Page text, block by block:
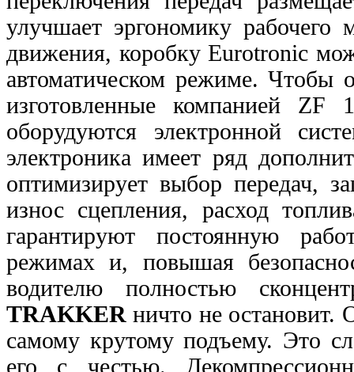
улучшает эргономику рабочего
движения, коробку Eurotronic
автоматическом режиме. Чтобы
изготовленные компанией
оборудуются электронной
электроника имеет ряд
оптимизирует выбор передач,
износ сцепления, расход
гарантируют постоянную
режимах и, повышая
водителю полностью
TRAKKER ничто не остановит.
самому крутомуподъему. Это
его с честью.